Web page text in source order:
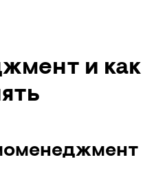
и как